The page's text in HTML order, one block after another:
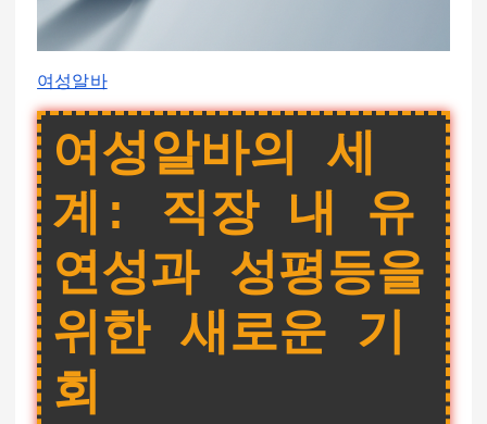
여성알바
여성알바의 세
계: 직장 내 유
연성과 성평등을
위한 새로운 기
회